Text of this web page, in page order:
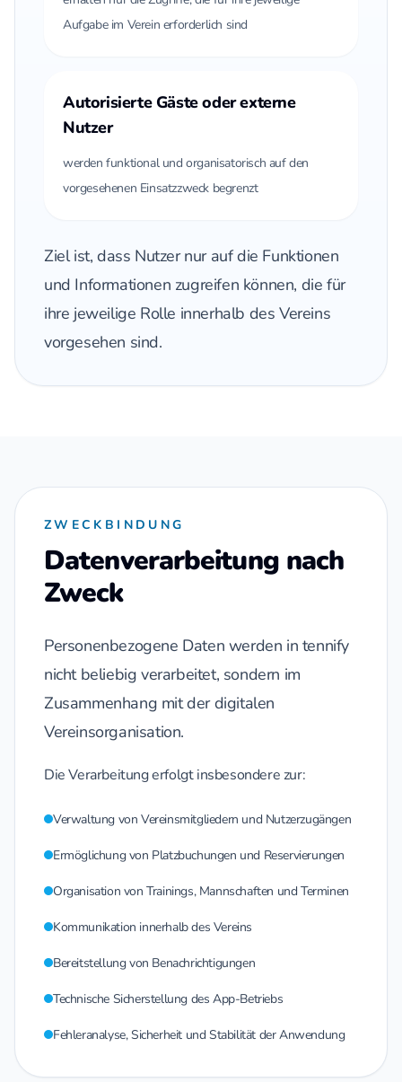
Aufgabe im Verein erforderlich sind
Autorisierte Gäste oder externe
Nutzer
werden funktional und organisatorisch auf den
vorgesehenen Einsatzzweck begrenzt
Ziel ist, dass Nutzer nur auf die Funktionen
und Informationen zugreifen können, die für
ihre jeweilige Rolle innerhalb des Vereins
vorgesehen sind.
ZWECKBINDUNG
Datenverarbeitung nach
Zweck
Personenbezogene Daten werden in tennify
nicht beliebig verarbeitet, sondern im
Zusammenhang mit der digitalen
Vereinsorganisation.
Die Verarbeitung erfolgt insbesondere zur:
Verwaltung von Vereinsmitgliedern und Nutzerzugängen
Ermöglichung von Platzbuchungen und Reservierungen
Organisation von Trainings, Mannschaften und Terminen
Kommunikation innerhalb des Vereins
Bereitstellung von Benachrichtigungen
Technische Sicherstellung des App-Betriebs
Fehleranalyse, Sicherheit und Stabilität der Anwendung